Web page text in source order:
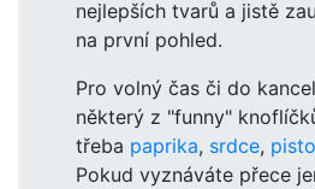
nejlepších tvarů a jistě
na první pohled.
Pro volný čas či do
některý z "funny"
třeba paprika, srdce,
Pokud vyznáváte přece